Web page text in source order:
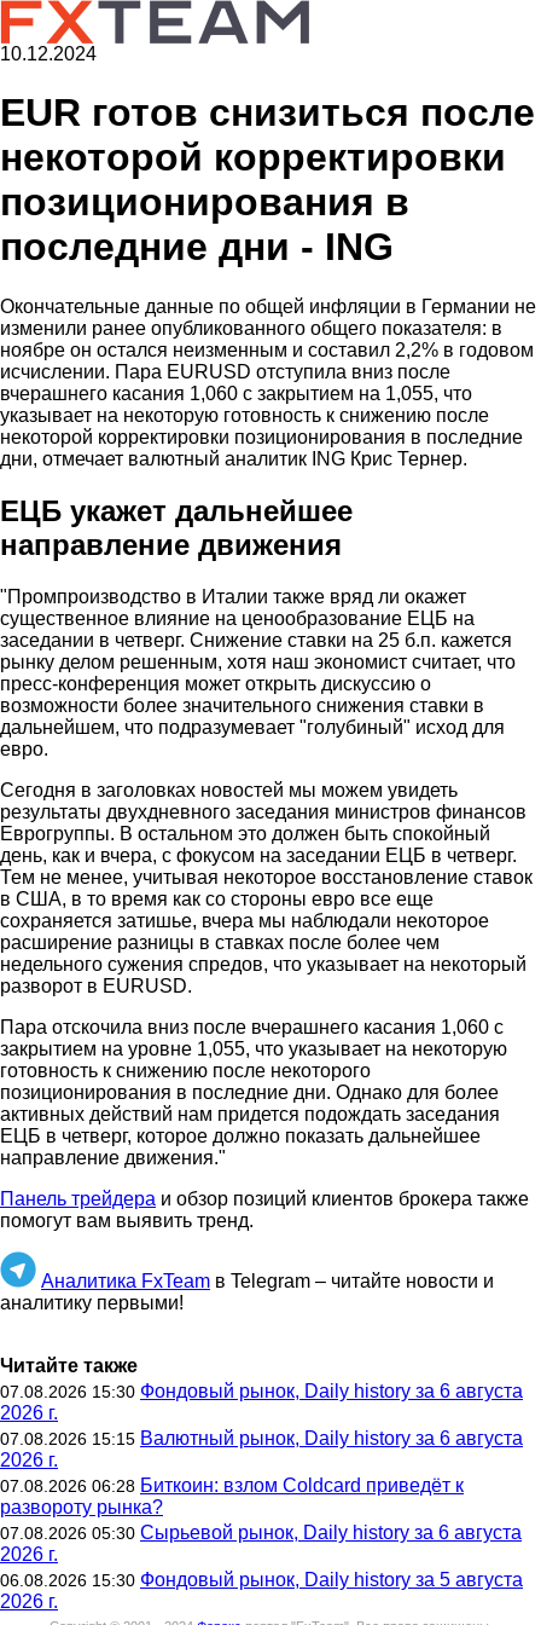
10.12.2024
EUR готов снизиться после
некоторой корректировки
позиционирования в
последние дни - ING
Окончательные данные по общей инфляции в Германии не
изменили ранее опубликованного общего показателя: в
ноябре он остался неизменным и составил 2,2% в годовом
исчислении. Пара EURUSD отступила вниз после
вчерашнего касания 1,060 с закрытием на 1,055, что
указывает на некоторую готовность к снижению после
некоторой корректировки позиционирования в последние
дни, отмечает валютный аналитик ING Крис Тернер.
ЕЦБ укажет дальнейшее
направление движения
"Промпроизводство в Италии также вряд ли окажет
существенное влияние на ценообразование ЕЦБ на
заседании в четверг. Снижение ставки на 25 б.п. кажется
рынку делом решенным, хотя наш экономист считает, что
пресс-конференция может открыть дискуссию о
возможности более значительного снижения ставки в
дальнейшем, что подразумевает "голубиный" исход для
евро.
Сегодня в заголовках новостей мы можем увидеть
результаты двухдневного заседания министров финансов
Еврогруппы. В остальном это должен быть спокойный
день, как и вчера, с фокусом на заседании ЕЦБ в четверг.
Тем не менее, учитывая некоторое восстановление ставок
в США, в то время как со стороны евро все еще
сохраняется затишье, вчера мы наблюдали некоторое
расширение разницы в ставках после более чем
недельного сужения спредов, что указывает на некоторый
разворот в EURUSD.
Пара отскочила вниз после вчерашнего касания 1,060 с
закрытием на уровне 1,055, что указывает на некоторую
готовность к снижению после некоторого
позиционирования в последние дни. Однако для более
активных действий нам придется подождать заседания
ЕЦБ в четверг, которое должно показать дальнейшее
направление движения."
Панель трейдера и обзор позиций клиентов брокера также
помогут вам выявить тренд.
Аналитика FxTeam в Telegram – читайте новости и
аналитику первыми!
Читайте также
07.08.2026 15:30 Фондовый рынок, Daily history за 6 августа
2026 г.
07.08.2026 15:15 Валютный рынок, Daily history за 6 августа
2026 г.
07.08.2026 06:28 Биткоин: взлом Coldcard приведёт к
развороту рынка?
07.08.2026 05:30 Сырьевой рынок, Daily history за 6 августа
2026 г.
06.08.2026 15:30 Фондовый рынок, Daily history за 5 августа
2026 г.